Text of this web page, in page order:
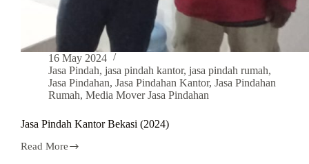
16 May 2024
Jasa Pindah, jasa pindah kantor, jasa pindah rumah,
Jasa Pindahan, Jasa Pindahan Kantor, Jasa Pindahan
Rumah, Media Mover Jasa Pindahan
Jasa Pindah Kantor Bekasi (2024)
Read More